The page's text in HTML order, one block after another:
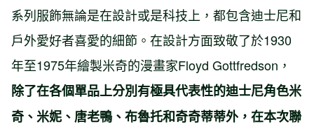
系列服飾無論是在設計或是科技上，都包含迪士尼和
戶外愛好者喜愛的細節。在設計方面致敬了於1930
年至1975年繪製米奇的漫畫家Floyd Gottfredson，
除了在各個單品上分別有極具代表性的迪士尼角色米
奇、米妮、唐老鴨、布魯托和奇奇蒂蒂外，在本次聯